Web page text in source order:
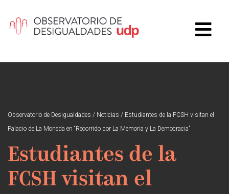
Observatorio de Desigualdades / Noticias / Estudiantes de la FCSH visitan el
Palacio de La Moneda en “Recorrido por La Memoria y La Democracia”
Estudiantes de la
FCSH visitan el